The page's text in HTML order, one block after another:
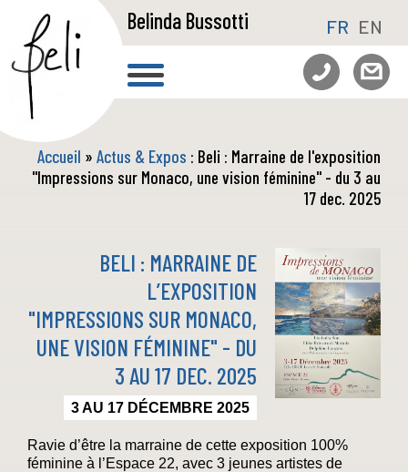
Belinda Bussotti FR EN
Accueil » Actus & Expos : Beli : Marraine de l'exposition
"Impressions sur Monaco, une vision féminine" - du 3 au
17 dec. 2025
BELI : MARRAINE DE
L’EXPOSITION
"IMPRESSIONS SUR MONACO,
UNE VISION FÉMININE" - DU
3 AU 17 DEC. 2025
3 AU 17 DÉCEMBRE 2025
Ravie d’être la marraine de cette exposition 100%
féminine à l’Espace 22, avec 3 jeunes artistes de